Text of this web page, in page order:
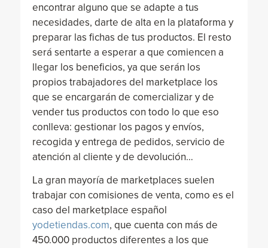
encontrar alguno que se adapte a tus
necesidades, darte de alta en la plataforma y
preparar las fichas de tus productos. El resto
será sentarte a esperar a que comiencen a
llegar los beneficios, ya que serán los
propios trabajadores del marketplace los
que se encargarán de comercializar y de
vender tus productos con todo lo que eso
conlleva: gestionar los pagos y envíos,
recogida y entrega de pedidos, servicio de
atención al cliente y de devolución…
La gran mayoría de marketplaces suelen
trabajar con comisiones de venta, como es el
caso del marketplace español
yodetiendas.com, que cuenta con más de
450.000 productos diferentes a los que